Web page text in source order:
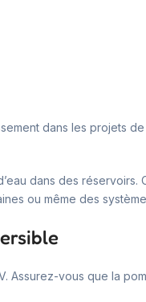
dans les projets
dans des réservoirs.
ou même des
vous que la